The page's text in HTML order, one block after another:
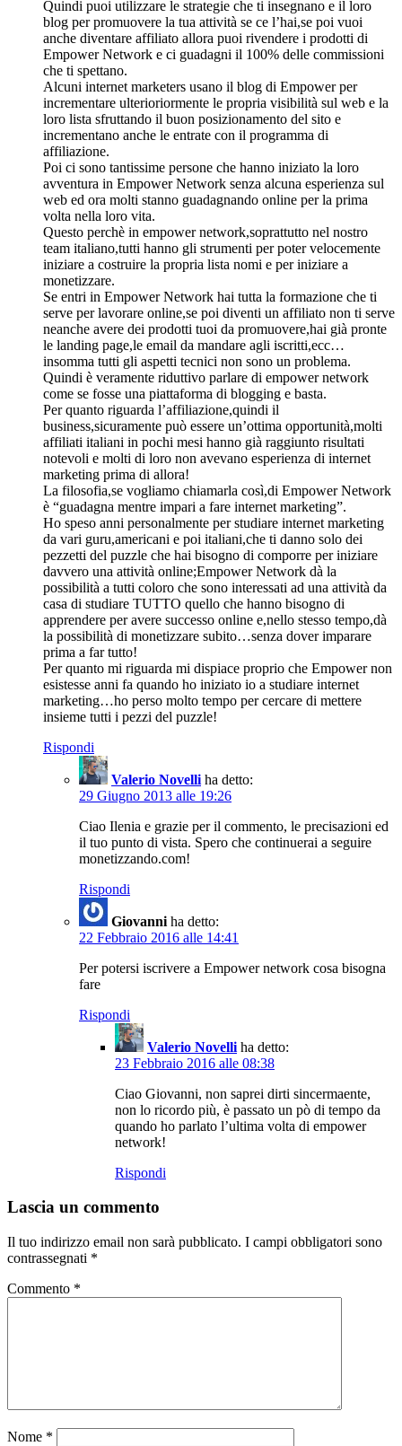
Quindi puoi utilizzare le strategie che ti insegnano e il loro
blog per promuovere la tua attività se ce l’hai,se poi vuoi
anche diventare affiliato allora puoi rivendere i prodotti di
Empower Network e ci guadagni il 100% delle commissioni
che ti spettano.
Alcuni internet marketers usano il blog di Empower per
incrementare ulterioriormente le propria visibilità sul web e la
loro lista sfruttando il buon posizionamento del sito e
incrementano anche le entrate con il programma di
affiliazione.
Poi ci sono tantissime persone che hanno iniziato la loro
avventura in Empower Network senza alcuna esperienza sul
web ed ora molti stanno guadagnando online per la prima
volta nella loro vita.
Questo perchè in empower network,soprattutto nel nostro
team italiano,tutti hanno gli strumenti per poter velocemente
iniziare a costruire la propria lista nomi e per iniziare a
monetizzare.
Se entri in Empower Network hai tutta la formazione che ti
serve per lavorare online,se poi diventi un affiliato non ti serve
neanche avere dei prodotti tuoi da promuovere,hai già pronte
le landing page,le email da mandare agli iscritti,ecc…
insomma tutti gli aspetti tecnici non sono un problema.
Quindi è veramente riduttivo parlare di empower network
come se fosse una piattaforma di blogging e basta.
Per quanto riguarda l’affiliazione,quindi il
business,sicuramente può essere un’ottima opportunità,molti
affiliati italiani in pochi mesi hanno già raggiunto risultati
notevoli e molti di loro non avevano esperienza di internet
marketing prima di allora!
La filosofia,se vogliamo chiamarla così,di Empower Network
è “guadagna mentre impari a fare internet marketing”.
Ho speso anni personalmente per studiare internet marketing
da vari guru,americani e poi italiani,che ti danno solo dei
pezzetti del puzzle che hai bisogno di comporre per iniziare
davvero una attività online;Empower Network dà la
possibilità a tutti coloro che sono interessati ad una attività da
casa di studiare TUTTO quello che hanno bisogno di
apprendere per avere successo online e,nello stesso tempo,dà
la possibilità di monetizzare subito…senza dover imparare
prima a far tutto!
Per quanto mi riguarda mi dispiace proprio che Empower non
esistesse anni fa quando ho iniziato io a studiare internet
marketing…ho perso molto tempo per cercare di mettere
insieme tutti i pezzi del puzzle!
Rispondi
Valerio Novelli ha detto:
29 Giugno 2013 alle 19:26
Ciao Ilenia e grazie per il commento, le precisazioni ed
il tuo punto di vista. Spero che continuerai a seguire
monetizzando.com!
Rispondi
Giovanni ha detto:
22 Febbraio 2016 alle 14:41
Per potersi iscrivere a Empower network cosa bisogna
fare
Rispondi
Valerio Novelli ha detto:
23 Febbraio 2016 alle 08:38
Ciao Giovanni, non saprei dirti sincermaente,
non lo ricordo più, è passato un pò di tempo da
quando ho parlato l’ultima volta di empower
network!
Rispondi
Lascia un commento
Il tuo indirizzo email non sarà pubblicato. I campi obbligatori sono
contrassegnati *
Commento *
Nome *